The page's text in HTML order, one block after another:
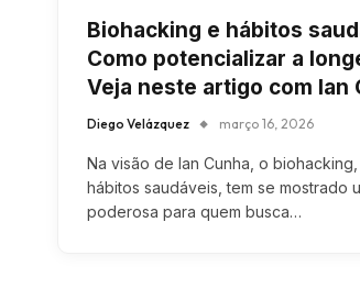
Biohacking e hábitos
Como potencializar a
Veja neste artigo com Ian
Diego Velázquez março 16, 2026
Na visão de Ian Cunha, o
hábitos saudáveis, tem se mostrado
poderosa para quem busca…